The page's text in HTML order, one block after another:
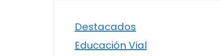
Destacados
Educación Vial